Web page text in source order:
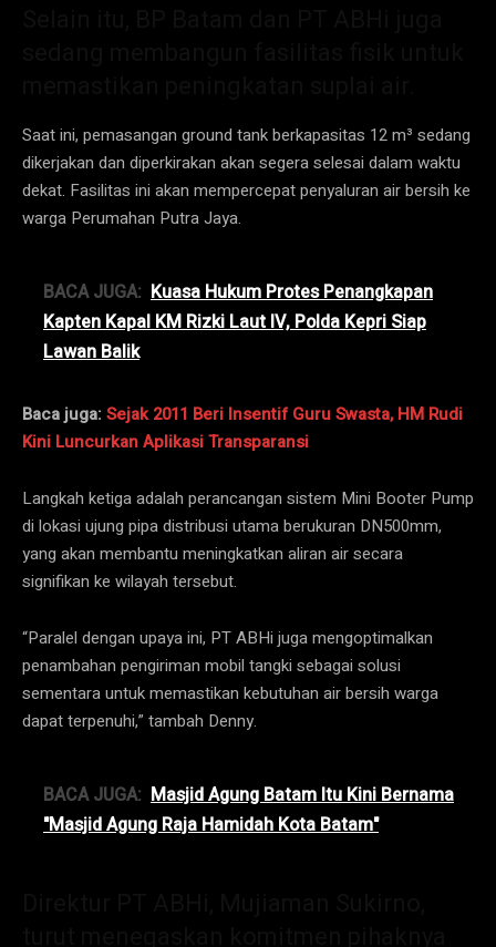
Saat ini, pemasangan ground tank berkapasitas 12 m³ sedang
dikerjakan dan diperkirakan akan segera selesai dalam waktu
dekat. Fasilitas ini akan mempercepat penyaluran air bersih ke
warga Perumahan Putra Jaya.
BACA JUGA: Kuasa Hukum Protes Penangkapan
Kapten Kapal KM Rizki Laut IV, Polda Kepri Siap
Lawan Balik
Baca juga:Sejak 2011 Beri Insentif Guru Swasta, HM Rudi
Kini Luncurkan Aplikasi Transparansi
Langkah ketiga adalah perancangan sistem Mini Booter Pump
di lokasi ujung pipa distribusi utama berukuran DN500mm,
yang akan membantu meningkatkan aliran air secara
signifikan ke wilayah tersebut.
“Paralel dengan upaya ini, PT ABHi juga mengoptimalkan
penambahan pengiriman mobil tangki sebagai solusi
sementara untuk memastikan kebutuhan air bersih warga
dapat terpenuhi,” tambah Denny.
BACA JUGA: Masjid Agung Batam Itu Kini Bernama
"Masjid Agung Raja Hamidah Kota Batam"